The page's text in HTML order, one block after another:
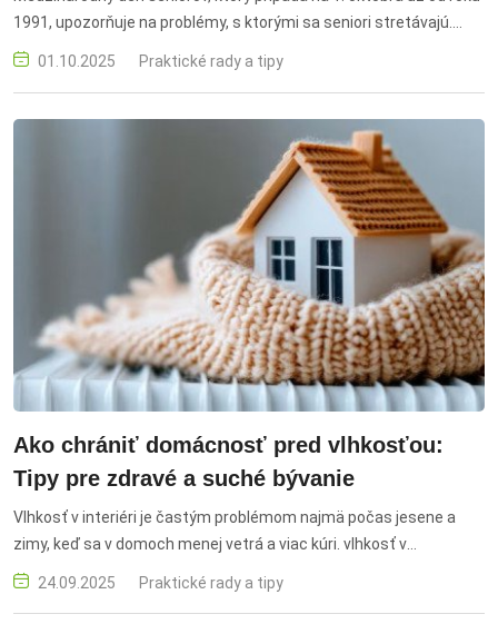
1991, upozorňuje na problémy, s ktorými sa seniori stretávajú.
Okrem prirodzených prejavov starnutia medzi ne patrí aj
zneužívanie ich dôvery – či už v osobnom kontakte, alebo čoraz
01.10.2025 Praktické rady a tipy
Ako chrániť domácnosť pred vlhkosťou:
Tipy pre zdravé a suché bývanie
Vlhkosť v interiéri je častým problémom najmä počas jesene a
zimy, keď sa v domoch menej vetrá a viac kúri. vlhkosť v
domácnosti, ako odstrániť vlhkosť, plesne v byte, odvlhčovač
vzduchu, zdravé bývanie, dom bez plesní, ochrana domácnosti
24.09.2025 Praktické rady a tipy